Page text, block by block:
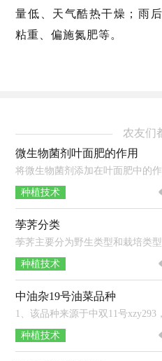
量低、天气酷热干燥；雨
粘重、偏施氮肥等。
农友们
微生物菌剂叶面肥的作用
种植技术
荸荠分类
种植技术
中油杂19号油菜品种
种植技术